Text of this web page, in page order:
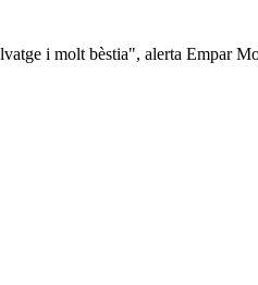
i molt bèstia", alerta Empar